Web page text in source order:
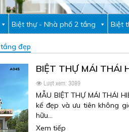
Biệt thự - Nhà phố 2 tầng Biệt
đẹp
BIỆT THỰ MÁI THÁI
Lượt xem: 3089
MẪU BIỆT THỰ MÁI THÁI
kế đẹp và ưu tiên không
hữu…
Xem tiếp